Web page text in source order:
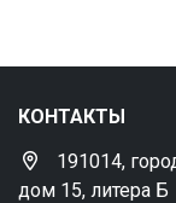
КОНТАКТЫ
191014,
дом 15, литера Б